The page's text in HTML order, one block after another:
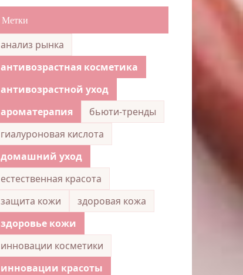
Метки
анализ рынка
антивозрастная косметика
антивозрастной уход
ароматерапия
бьюти-тренды
гиалуроновая кислота
домашний уход
естественная красота
защита кожи
здоровая кожа
здоровье кожи
инновации косметики
инновации красоты